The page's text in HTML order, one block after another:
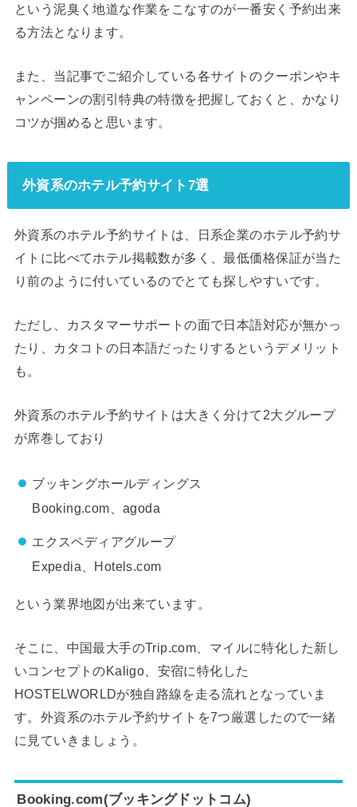
という泥臭く地道な作業をこなすのが一番安く予約出来
る方法となります。
また、当記事でご紹介している各サイトのクーポンやキ
ャンペーンの割引特典の特徴を把握しておくと、かなり
コツが掴めると思います。
外資系のホテル予約サイト7選
外資系のホテル予約サイトは、日系企業のホテル予約サ
イトに比べてホテル掲載数が多く、最低価格保証が当た
り前のように付いているのでとても探しやすいです。
ただし、カスタマーサポートの面で日本語対応が無かっ
たり、カタコトの日本語だったりするというデメリット
も。
外資系のホテル予約サイトは大きく分けて2大グループ
が席巻しており
ブッキングホールディングス
Booking.com、agoda
エクスペディアグループ
Expedia、Hotels.com
という業界地図が出来ています。
そこに、中国最大手のTrip.com、マイルに特化した新し
いコンセプトのKaligo、安宿に特化した
HOSTELWORLDが独自路線を走る流れとなっていま
す。外資系のホテル予約サイトを7つ厳選したので一緒
に見ていきましょう。
Booking.com(ブッキングドットコム)